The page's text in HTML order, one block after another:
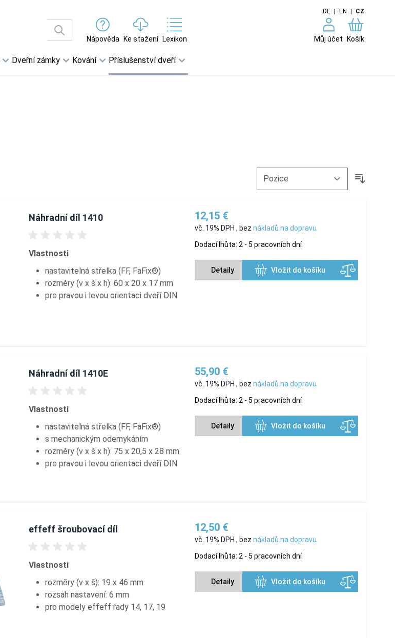
DE EN CZ
Nápověda
Ke stažení Lexikon Můj účet Košík
Dveřní zámky Kování Příslušenství dveří
Náhradní díl 1410
Vlastnosti
nastavitelná střelka (FF, FaFix®)
rozměry (v x š x h): 60 x 20 x 17 mm
pro pravou i levou orientaci dveří DIN
12,15 €
vč. 19% DPH , bez nákladů na dopravu
Dodací lhůta: 2 - 5 pracovních dní
Detaily Vložit do košíku
Náhradní díl 1410E
Vlastnosti
nastavitelná střelka (FF, FaFix®)
s mechanickým odemykáním
rozměry (v x š x h): 75 x 20,5 x 28 mm
pro pravou i levou orientaci dveří DIN
55,90 €
vč. 19% DPH , bez nákladů na dopravu
Dodací lhůta: 2 - 5 pracovních dní
Detaily Vložit do košíku
effeff šroubovací díl
Vlastnosti
rozměry (v x š): 19 x 46 mm
rozsah nastavení: 6 mm
pro modely effeff řady 14, 17, 19
12,50 €
vč. 19% DPH , bez nákladů na dopravu
Dodací lhůta: 2 - 5 pracovních dní
Detaily Vložit do košíku